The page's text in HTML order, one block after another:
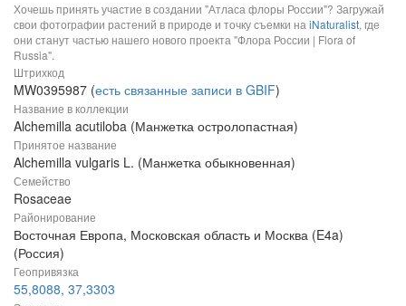
Хочешь принять участие в создании "Атласа флоры России"? Загружай
свои фотографии растений в природе и точку съемки на iNaturalist, где
они станут частью нашего нового проекта "Флора России | Flora of
Russia".
Штрихкод
MW0395987 (есть связанные записи в GBIF)
Название в коллекции
Alchemilla acutiloba (Манжетка остролопастная)
Принятое название
Alchemilla vulgaris L. (Манжетка обыкновенная)
Семейство
Rosaceae
Районирование
Восточная Европа, Московская область и Москва (E4a)
(Россия)
Геопривязка
55,8088, 37,3303